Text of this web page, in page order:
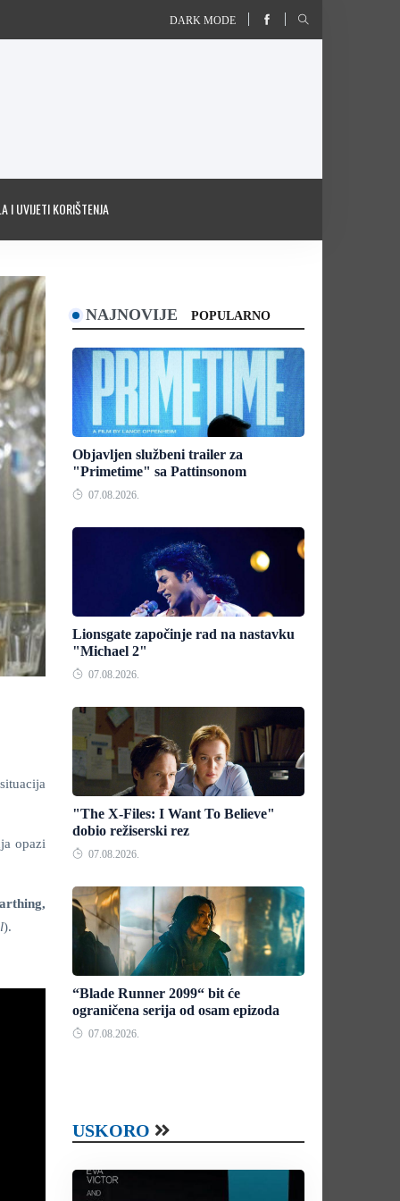
DARK MODE
I UVIJETI KORIŠTENJA
opazi
).
NAJNOVIJE POPULARNO
Objavljen službeni trailer za
"Primetime" sa Pattinsonom
07.08.2026.
Lionsgate započinje rad na nastavku
"Michael 2"
07.08.2026.
"The X-Files: I Want To Believe"
dobio režiserski rez
07.08.2026.
“Blade Runner 2099“ bit će
ograničena serija od osam epizoda
07.08.2026.
USKORO